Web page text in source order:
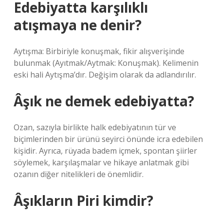
Edebiyatta karşılıklı
atışmaya ne denir?
Aytışma: Birbiriyle konuşmak, fikir alışverişinde
bulunmak (Ayıtmak/Aytmak: Konuşmak). Kelimenin
eski hali Aytışma’dır. Değişim olarak da adlandırılır.
Âşık ne demek edebiyatta?
Ozan, sazıyla birlikte halk edebiyatının tür ve
biçimlerinden bir ürünü seyirci önünde icra edebilen
kişidir. Ayrıca, rüyada badem içmek, spontan şiirler
söylemek, karşılaşmalar ve hikaye anlatmak gibi
ozanın diğer nitelikleri de önemlidir.
Âşıkların Piri kimdir?